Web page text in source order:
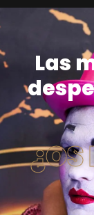
Las
¿OS